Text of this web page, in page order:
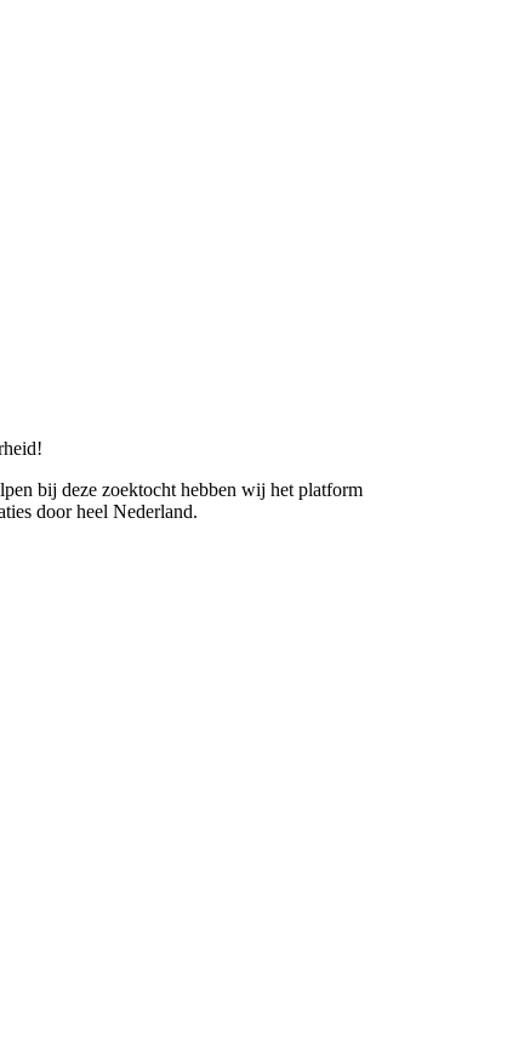
bij deze zoektocht hebben wij het platform
door heel Nederland.